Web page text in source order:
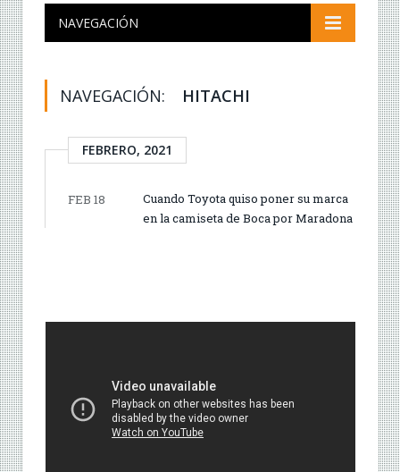
NAVEGACIÓN
NAVEGACIÓN: HITACHI
FEBRERO, 2021
FEB 18
Cuando Toyota quiso poner su marca
en la camiseta de Boca por Maradona